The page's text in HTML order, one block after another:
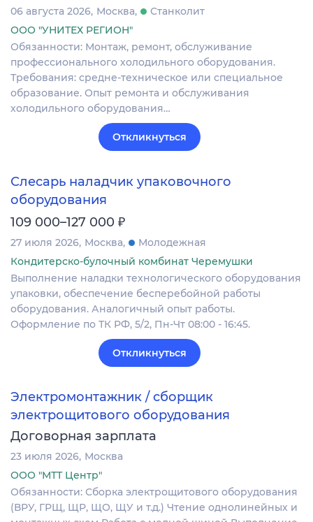
06 августа 2026 Москва
Станколит
ООО "УНИТЕХ РЕГИОН"
Обязанности: Монтаж, ремонт, обслуживание
профессионального холодильного оборудования.
Требования: средне-техническое или специальное
образование. Опыт ремонта и обслуживания
холодильного оборудования…
Откликнуться
Слесарь наладчик упаковочного
оборудования
109 000–127 000 ₽
27 июля 2026 Москва
Молодежная
Кондитерско-булочный комбинат Черемушки
Выполнение наладки технологического оборудования
упаковки, обеспечение бесперебойной работы
оборудования. Аналогичный опыт работы.
Оформление по ТК РФ, 5/2, Пн-Чт 08:00 - 16:45.
Откликнуться
Электромонтажник / сборщик
электрощитового оборудования
Договорная зарплата
23 июля 2026 Москва
ООО "МТТ Центр"
Обязанности: Сборка электрощитового оборудования
(ВРУ, ГРЩ, ЩР, ЩО, ЩУ и т.д.) Чтение однолинейных и